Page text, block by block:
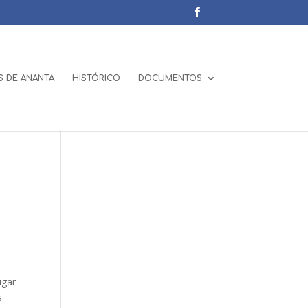
DE ANANTA HISTÓRICO DOCUMENTOS